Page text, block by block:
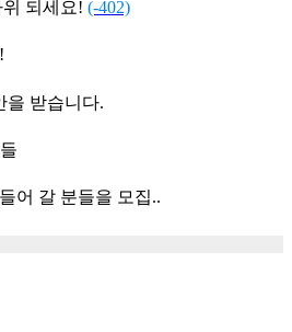
되세요! (-402)
을 받습니다.
어 갈 분들을 모집..